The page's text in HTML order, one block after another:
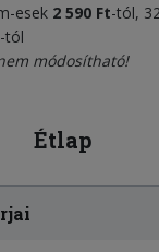
esek 2 590 Ft-tól,
-tól
módosítható!
Étlap